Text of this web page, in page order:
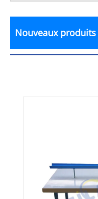
Nouveaux produits